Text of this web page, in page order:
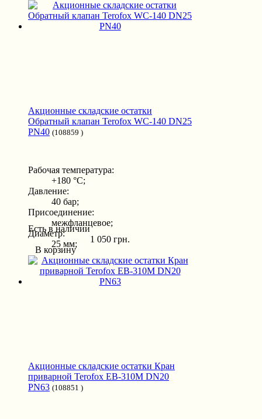
Акционные складские остатки
Обратный клапан Terofox WC-140 DN25
PN40 (108859 )
Рабочая температура:
+180 °С;
Давление:
40 бар;
Присоединение:
межфланцевое;
Диаметр:
25 мм;
Есть в наличии
1 050 грн.
В корзину
Акционные складские остатки Кран
приварной Terofox EB-310M DN20
PN63 (108851 )